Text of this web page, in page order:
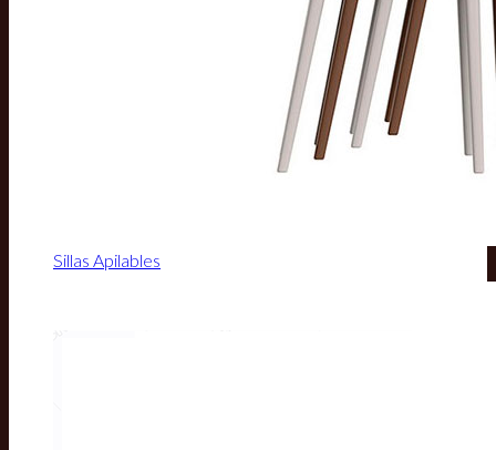
Sillas Apilables